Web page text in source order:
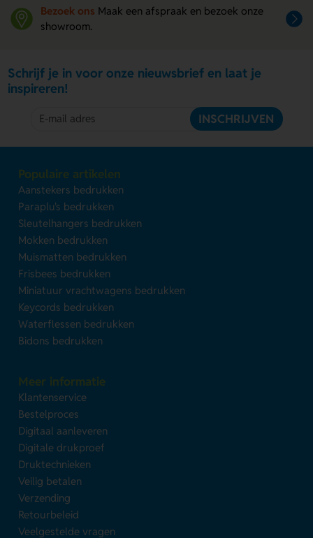
Bezoek ons Maak een afspraak en bezoek onze
showroom.
Schrijf je in voor onze nieuwsbrief en laat je
inspireren!
INSCHRIJVEN
Populaire artikelen
Aanstekers bedrukken
Paraplu's bedrukken
Sleutelhangers bedrukken
Mokken bedrukken
Muismatten bedrukken
Frisbees bedrukken
Miniatuur vrachtwagens bedrukken
Keycords bedrukken
Waterflessen bedrukken
Bidons bedrukken
Meer informatie
Klantenservice
Bestelproces
Digitaal aanleveren
Digitale drukproef
Druktechnieken
Veilig betalen
Verzending
Retourbeleid
Veelgestelde vragen